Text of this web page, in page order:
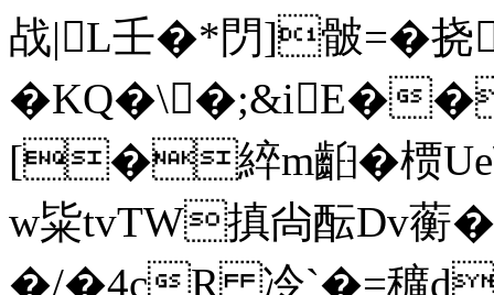
战|L壬�*閁]骳=�
�KQ�\�;&iE�
[�綷m齨�槚
w粊tvTW搷尙酝Dv蘅
�/�4cR 冷`�=穬d